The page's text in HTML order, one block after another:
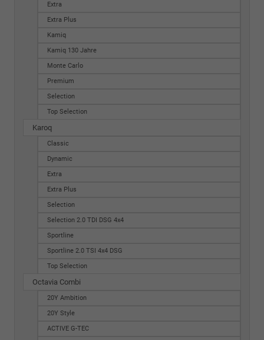
Extra
Extra Plus
Kamiq
Kamiq 130 Jahre
Monte Carlo
Premium
Selection
Top Selection
Karoq
Classic
Dynamic
Extra
Extra Plus
Selection
Selection 2.0 TDI DSG 4x4
Sportline
Sportline 2.0 TSI 4x4 DSG
Top Selection
Octavia Combi
20Y Ambition
20Y Style
ACTIVE G-TEC